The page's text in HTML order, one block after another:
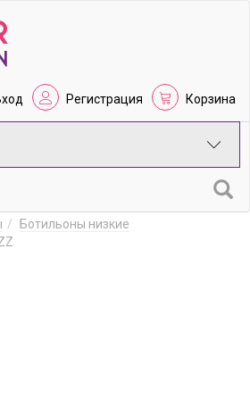
Регистрация Корзина
Ботильоны низкие